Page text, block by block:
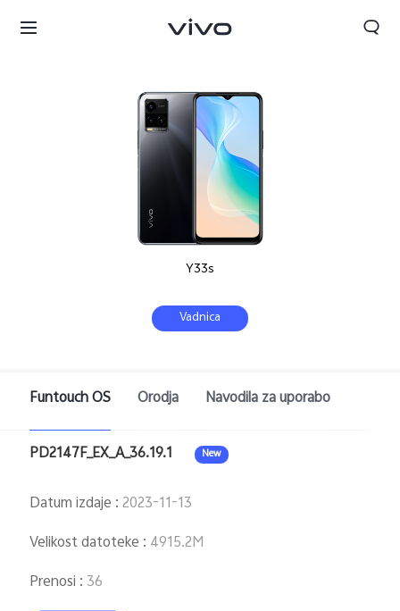
Slovenia | Izbira države/regije
Y33s
Vadnica
Funtouch OS Orodja Navodila za uporabo
PD2147F_EX_A_36.19.1 New
Datum izdaje :2023-11-13
Velikost datoteke : 4915.2M
Prenosi : 36